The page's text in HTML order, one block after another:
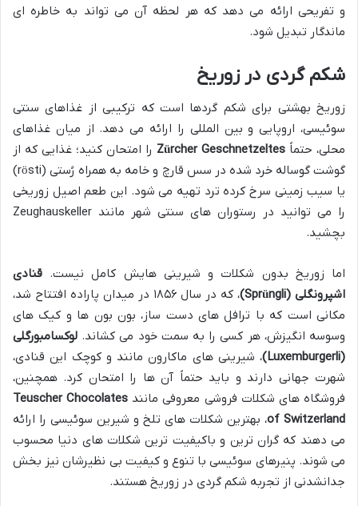
و تفریحی ارائه می دهد که هر لحظه آن می تواند به خاطره ای
ماندگار تبدیل شود.
شکم گردی در زوریخ
زوریخ بهشتی برای شکم گردها است که ترکیبی از غذاهای سنتی
سوئیسی، اروپایی و بین المللی را ارائه می دهد. از میان غذاهای
محلی، حتماً Zürcher Geschnetzeltes را امتحان کنید؛ غذایی که از
گوشت گوساله خرد شده در سس قارچ و خامه به همراه رُستی (rösti)
یا سیب زمینی سرخ کرده ترد تهیه می شود. این طعم اصیل زوریخی
را می توانید در رستوران های سنتی شهر مانند Zeughauskeller
بچشید.
اما زوریخ بدون شکلات و شیرینی هایش کامل نیست. قنادی
اشپرونگلی (Sprüngli)
، که در سال ۱۸۵۶ در میدان پاراده افتتاح شد،
مکانی است که با ترافل های دست ساز، بون بون ها و کیک های
وسوسه انگیزش، هر کسی را به سمت خود می کشاند. لوکسامبورگلی
(Luxemburgerli)
، شیرینی های ماکارون مانند و کوچک این قنادی،
شهرت جهانی دارند و باید حتماً آن ها را امتحان کرد. همچنین،
فروشگاه های شکلات فروشی معروفی مانند Teuscher Chocolates
of Switzerland، بهترین شکلات های تلخ و شیرین سوئیسی را ارائه
می دهند که گران ترین و باکیفیت ترین شکلات های دنیا محسوب
می شوند. پنیرهای سوئیسی با تنوع و کیفیت بی نظیرشان نیز بخش
جدانشدنی از تجربه شکم گردی در زوریخ هستند.